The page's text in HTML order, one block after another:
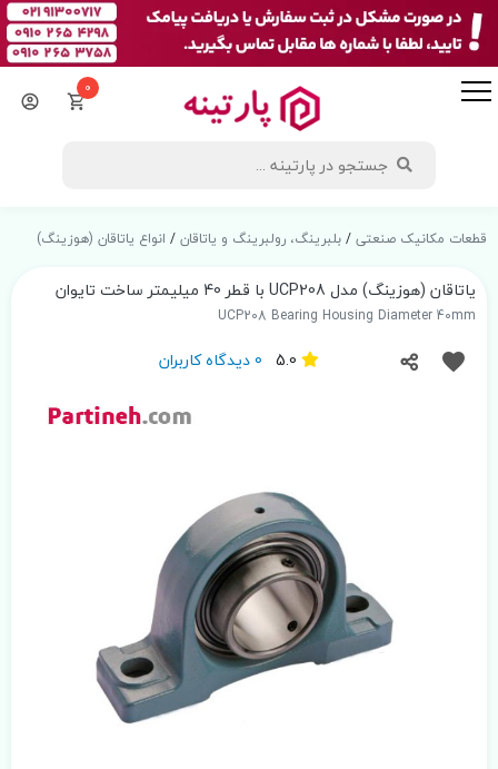
0
قطعات مکانیک صنعتی/بلبرینگ، رولبرینگ و یاتاقان/ انواع یاتاقان (هوزینگ)
یاتاقان (هوزینگ) مدل UCP208 با قطر 40 میلیمتر ساخت تایوان
UCP208 Bearing Housing Diameter 40mm
0 دیدگاه کاربران